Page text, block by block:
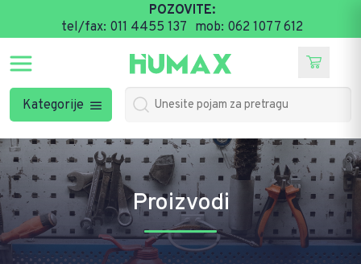
POZOVITE:
tel/fax: 011 4455 137 mob: 062 1077 612
Kategorije
Proizvodi